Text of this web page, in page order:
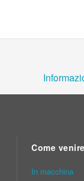
Come venire
In macchina